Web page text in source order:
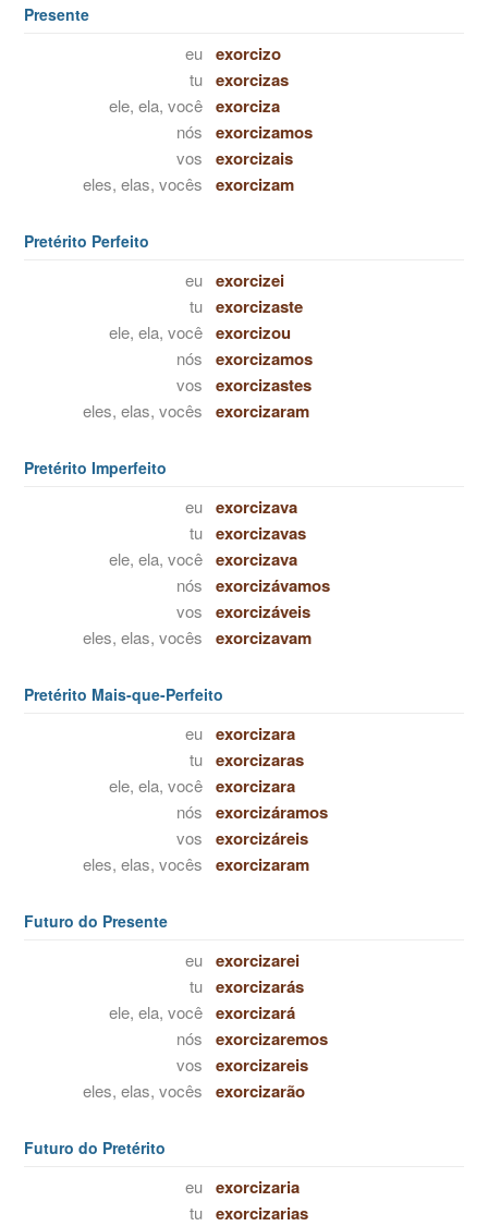
Presente
eu exorcizo
tu exorcizas
ele, ela, você exorciza
nós exorcizamos
vos exorcizais
eles, elas, vocês exorcizam
Pretérito Perfeito
eu exorcizei
tu exorcizaste
ele, ela, você exorcizou
nós exorcizamos
vos exorcizastes
eles, elas, vocês exorcizaram
Pretérito Imperfeito
eu exorcizava
tu exorcizavas
ele, ela, você exorcizava
nós exorcizávamos
vos exorcizáveis
eles, elas, vocês exorcizavam
Pretérito Mais-que-Perfeito
eu exorcizara
tu exorcizaras
ele, ela, você exorcizara
nós exorcizáramos
vos exorcizáreis
eles, elas, vocês exorcizaram
Futuro do Presente
eu exorcizarei
tu exorcizarás
ele, ela, você exorcizará
nós exorcizaremos
vos exorcizareis
eles, elas, vocês exorcizarão
Futuro do Pretérito
eu exorcizaria
tu exorcizarias